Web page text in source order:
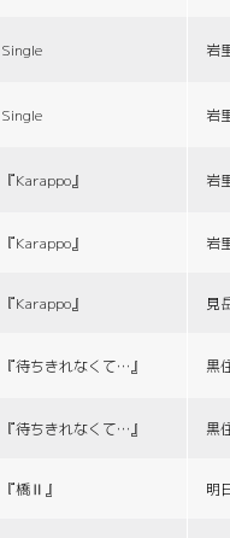
Single 岩
Single 岩
『Karappo』 岩
『Karappo』 岩
『Karappo』 見
『待ちきれなくて…』 黒
『待ちきれなくて…』 黒
『橋Ⅱ』 明